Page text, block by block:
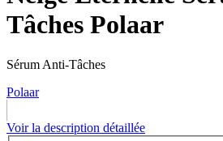
Tâches Polaar
Sérum Anti-Tâches
Polaar
Voir la description détaillée